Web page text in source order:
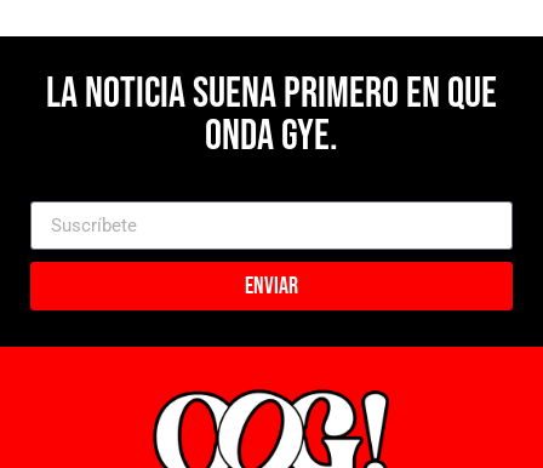
La noticia suena primero en Que
Onda Gye.
Enviar